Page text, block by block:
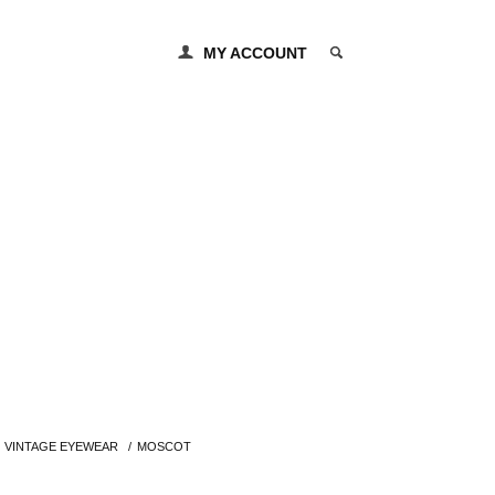
MY ACCOUNT
VINTAGE EYEWEAR / MOSCOT